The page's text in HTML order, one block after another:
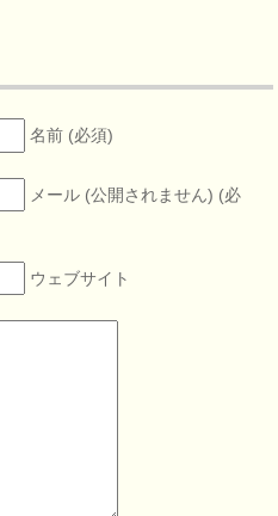
名前 (必須)
メール (公開されません) (必
ウェブサイト